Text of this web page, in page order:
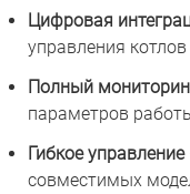
Цифровая
управления
Полный
параметров
Гибкое управление
совместимых